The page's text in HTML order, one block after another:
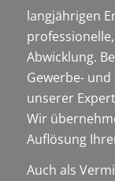
langjährigen
Abwicklung.
Gewerbe-
unserer
Wir
Auflösung
Auch als